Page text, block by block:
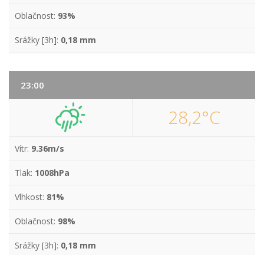
Oblačnost: 93%
Srážky [3h]: 0,18 mm
23:00
28,2°C
Vítr: 9.36m/s
Tlak: 1008hPa
Vlhkost: 81%
Oblačnost: 98%
Srážky [3h]: 0,18 mm